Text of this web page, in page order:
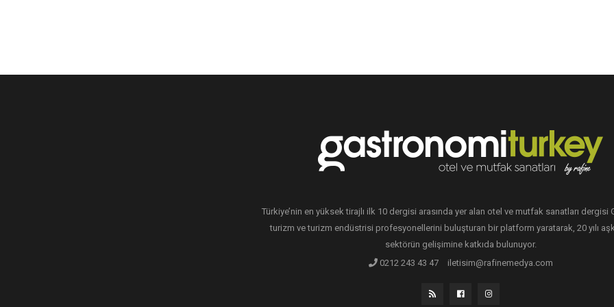
Türkiye’nin en yüksek tirajlı ilk 10 dergisi arasında yer alan otel ve mutfak sanatları dergisi
turizm ve turizm endüstrisi profesyonellerini buluşturan bir platform yaratarak, 20 yılı
sektörün gelişimine katkıda bulunuyor.
0212 243 43 47
iletisim@rafinemedya.com